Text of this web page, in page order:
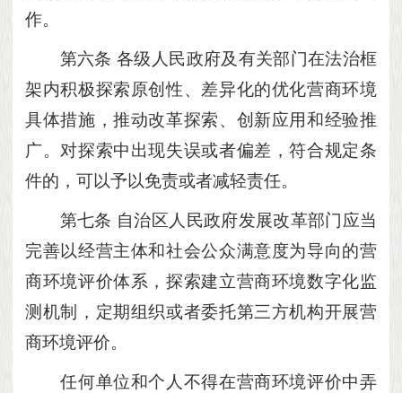
作。
第六条 各级人民政府及有关部门在法治框
架内积极探索原创性、差异化的优化营商环境
具体措施，推动改革探索、创新应用和经验推
广。对探索中出现失误或者偏差，符合规定条
件的，可以予以免责或者减轻责任。
第七条 自治区人民政府发展改革部门应当
完善以经营主体和社会公众满意度为导向的营
商环境评价体系，探索建立营商环境数字化监
测机制，定期组织或者委托第三方机构开展营
商环境评价。
任何单位和个人不得在营商环境评价中弄